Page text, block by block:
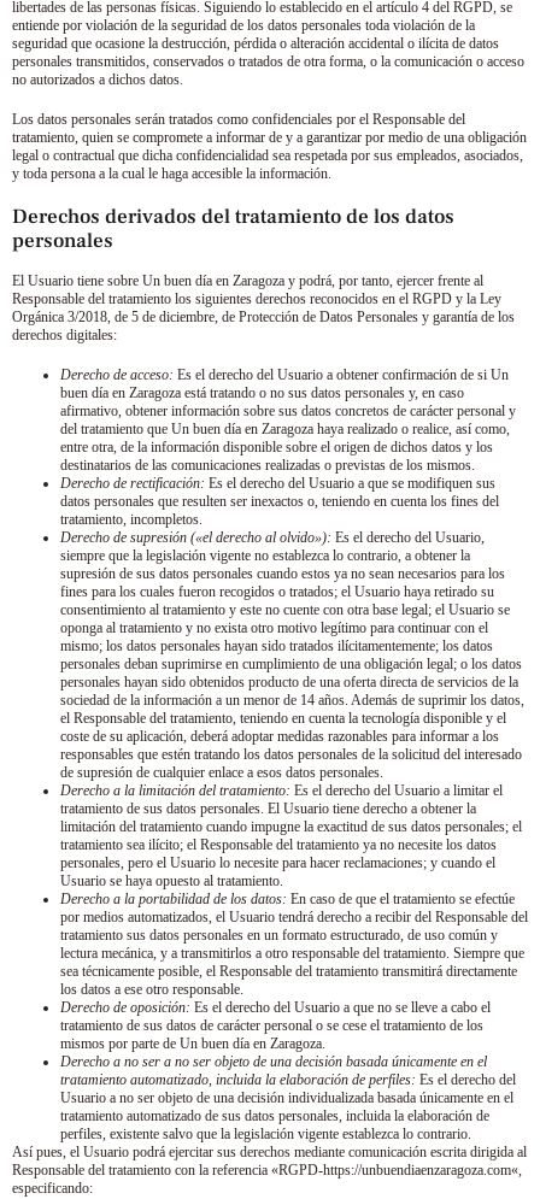
libertades de las personas físicas. Siguiendo lo establecido en el artículo 4 del RGPD, se
entiende por violación de la seguridad de los datos personales toda violación de la
seguridad que ocasione la destrucción, pérdida o alteración accidental o ilícita de datos
personales transmitidos, conservados o tratados de otra forma, o la comunicación o acceso
no autorizados a dichos datos.
Los datos personales serán tratados como confidenciales por el Responsable del
tratamiento, quien se compromete a informar de y a garantizar por medio de una obligación
legal o contractual que dicha confidencialidad sea respetada por sus empleados, asociados,
y toda persona a la cual le haga accesible la información.
Derechos derivados del tratamiento de los datos
personales
El Usuario tiene sobre Un buen día en Zaragoza y podrá, por tanto, ejercer frente al
Responsable del tratamiento los siguientes derechos reconocidos en el RGPD y la Ley
Orgánica 3/2018, de 5 de diciembre, de Protección de Datos Personales y garantía de los
derechos digitales:
Derecho de acceso: Es el derecho del Usuario a obtener confirmación de si Un
buen día en Zaragoza está tratando o no sus datos personales y, en caso
afirmativo, obtener información sobre sus datos concretos de carácter personal y
del tratamiento que Un buen día en Zaragoza haya realizado o realice, así como,
entre otra, de la información disponible sobre el origen de dichos datos y los
destinatarios de las comunicaciones realizadas o previstas de los mismos.
Derecho de rectificación: Es el derecho del Usuario a que se modifiquen sus
datos personales que resulten ser inexactos o, teniendo en cuenta los fines del
tratamiento, incompletos.
Derecho de supresión («el derecho al olvido»): Es el derecho del Usuario,
siempre que la legislación vigente no establezca lo contrario, a obtener la
supresión de sus datos personales cuando estos ya no sean necesarios para los
fines para los cuales fueron recogidos o tratados; el Usuario haya retirado su
consentimiento al tratamiento y este no cuente con otra base legal; el Usuario se
oponga al tratamiento y no exista otro motivo legítimo para continuar con el
mismo; los datos personales hayan sido tratados ilícitamentemente; los datos
personales deban suprimirse en cumplimiento de una obligación legal; o los datos
personales hayan sido obtenidos producto de una oferta directa de servicios de la
sociedad de la información a un menor de 14 años. Además de suprimir los datos,
el Responsable del tratamiento, teniendo en cuenta la tecnología disponible y el
coste de su aplicación, deberá adoptar medidas razonables para informar a los
responsables que estén tratando los datos personales de la solicitud del interesado
de supresión de cualquier enlace a esos datos personales.
Derecho a la limitación del tratamiento: Es el derecho del Usuario a limitar el
tratamiento de sus datos personales. El Usuario tiene derecho a obtener la
limitación del tratamiento cuando impugne la exactitud de sus datos personales; el
tratamiento sea ilícito; el Responsable del tratamiento ya no necesite los datos
personales, pero el Usuario lo necesite para hacer reclamaciones; y cuando el
Usuario se haya opuesto al tratamiento.
Derecho a la portabilidad de los datos: En caso de que el tratamiento se efectúe
por medios automatizados, el Usuario tendrá derecho a recibir del Responsable del
tratamiento sus datos personales en un formato estructurado, de uso común y
lectura mecánica, y a transmitirlos a otro responsable del tratamiento. Siempre que
sea técnicamente posible, el Responsable del tratamiento transmitirá directamente
los datos a ese otro responsable.
Derecho de oposición: Es el derecho del Usuario a que no se lleve a cabo el
tratamiento de sus datos de carácter personal o se cese el tratamiento de los
mismos por parte de Un buen día en Zaragoza.
Derecho a no ser a no ser objeto de una decisión basada únicamente en el
tratamiento automatizado, incluida la elaboración de perfiles: Es el derecho del
Usuario a no ser objeto de una decisión individualizada basada únicamente en el
tratamiento automatizado de sus datos personales, incluida la elaboración de
perfiles, existente salvo que la legislación vigente establezca lo contrario.
Así pues, el Usuario podrá ejercitar sus derechos mediante comunicación escrita dirigida al
Responsable del tratamiento con la referencia «RGPD-https://unbuendiaenzaragoza.com«,
especificando: